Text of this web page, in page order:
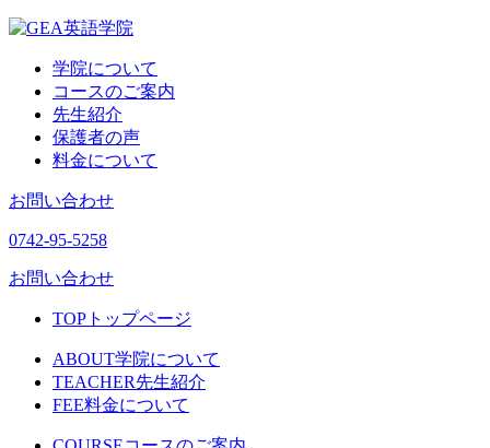
学院について
コースのご案内
先生紹介
保護者の声
料金について
お問い合わせ
0742-95-5258
お問い合わせ
TOP トップページ
ABOUT学院について
TEACHER先生紹介
FEE料金について